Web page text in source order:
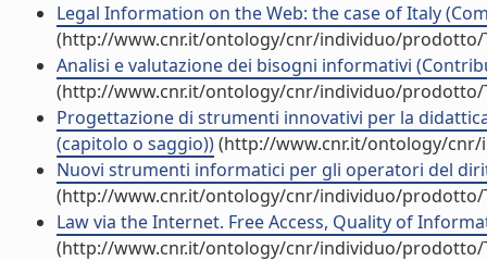
Legal Information on the Web: the case of Italy
(http://www.cnr.it/ontology/cnr/individuo/prodotto/
Analisi e valutazione dei bisogni informativi
(http://www.cnr.it/ontology/cnr/individuo/prodotto/
Progettazione di strumenti innovativi per la
(capitolo o saggio))(http://www.cnr.it/ontology/
Nuovi strumenti informatici per gli operatori del
(http://www.cnr.it/ontology/cnr/individuo/prodotto/
Law via the Internet. Free Access, Quality of
(http://www.cnr.it/ontology/cnr/individuo/prodotto/